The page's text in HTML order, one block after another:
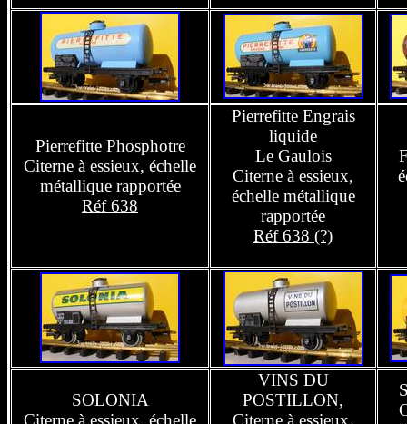
Pierrefitte Phosphotre
Citerne à essieux, échelle
métallique rapportée
Réf 638
Pierrefitte Engrais
liquide
Le Gaulois
Citerne à essieux,
échelle métallique
rapportée
Réf 638 (?)
SOLONIA
Citerne à essieux, échelle
VINS DU
POSTILLON,
Citerne à essieux,